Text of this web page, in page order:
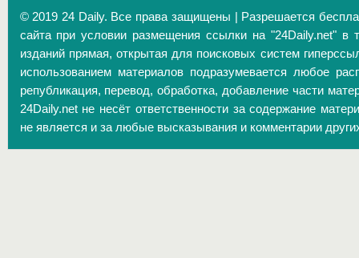
© 2019 24 Daily. Все права защищены | Разрешается
сайта при условии размещения ссылки на "24Daily.net" в
изданий прямая, открытая для поисковых систем
использованием материалов подразумевается любое
републикация, перевод, обработка, добавление части
24Daily.net не несёт ответственности за содержание
не является и за любые высказывания и комментарии